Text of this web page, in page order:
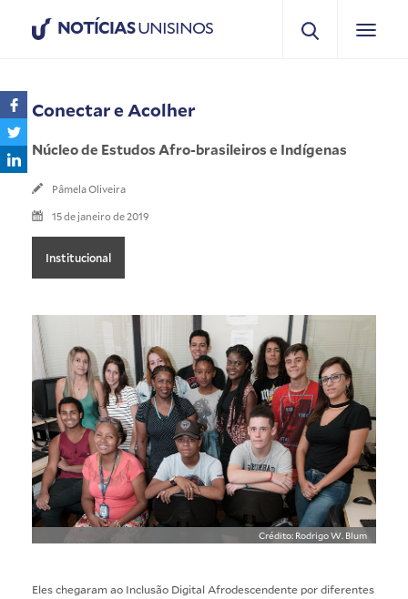
NOTÍCIASUNISINOS
Conectar e Acolher
Núcleo de Estudos Afro-brasileiros e Indígenas
Pâmela Oliveira
15 de janeiro de 2019
Institucional
Crédito: Rodrigo W. Blum
Eles chegaram ao Inclusão Digital Afrodescendente por diferentes